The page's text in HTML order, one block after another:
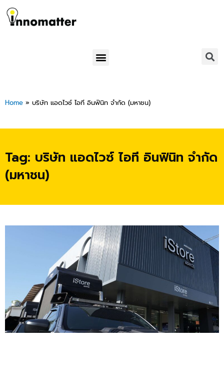
Skip
to
content
Menu
Home » บริษัท แอดไวซ์ ไอที อินฟินิท จำกัด (มหาชน)
Tag: บริษัท แอดไวซ์ ไอที อินฟินิท จำกัด
(มหาชน)